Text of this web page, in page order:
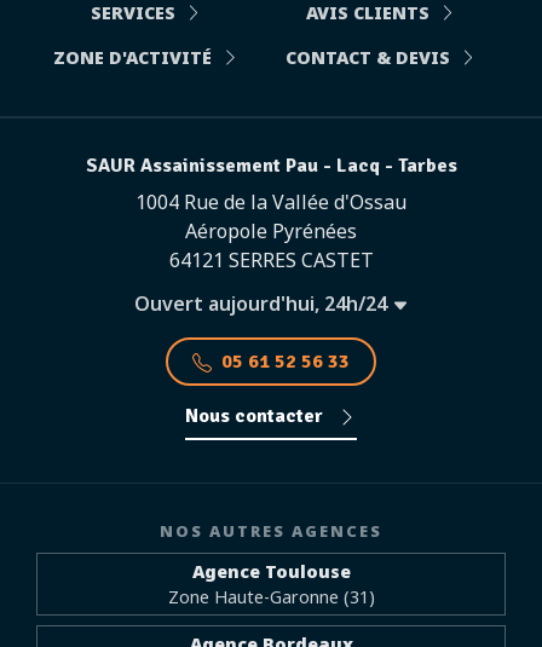
SERVICES
AVIS CLIENTS
ZONE D'ACTIVITÉ
CONTACT & DEVIS
SAUR Assainissement Pau - Lacq - Tarbes
1004 Rue de la Vallée d'Ossau
Aéropole Pyrénées
64121 SERRES CASTET
Ouvert aujourd'hui, 24h/24
05 61 52 56 33
Nous contacter
NOS AUTRES AGENCES
Agence Toulouse
Zone Haute-Garonne (31)